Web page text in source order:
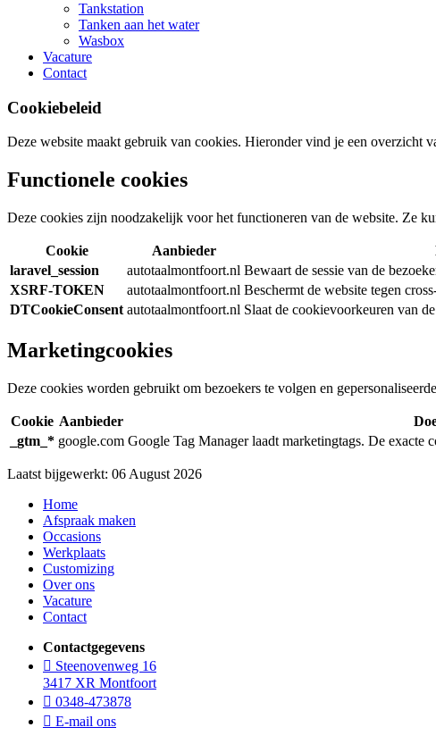
Tankstation
Tanken aan het water
Wasbox
Vacature
Contact
Cookiebeleid
Deze website maakt gebruik van cookies. Hieronder vind je een overzicht
Functionele cookies
Deze cookies zijn noodzakelijk voor het functioneren van de website. Ze
Cookie Aanbieder
laravel_session
autotaalmontfoort.nl Bewaart de sessie van de
XSRF-TOKEN
autotaalmontfoort.nl Beschermt de website tegen
DTCookieConsent autotaalmontfoort.nl Slaat de cookievoorkeuren van
Marketingcookies
Deze cookies worden gebruikt om bezoekers te volgen en
Cookie Aanbieder
_gtm_* google.com Google Tag Manager laadt marketingtags. De exacte
Laatst bijgewerkt: 06 August 2026
Home
Afspraak maken
Occasions
Werkplaats
Customizing
Over ons
Vacature
Contact
Contactgegevens
Steenovenweg 16
3417 XR Montfoort
0348-473878
E-mail ons